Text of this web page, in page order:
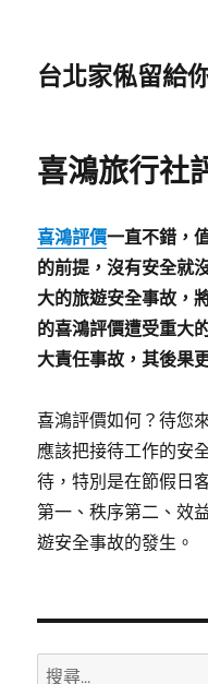
台北家俬留給
喜鴻旅行社
喜鴻評價一直不錯，
的前提，沒有安全就
大的旅遊安全事故，
的喜鴻評價遭受重大
大責任事故，其後果
喜鴻評價如何？待您
應該把接待工作的安
待，特別是在節假日
第一、秩序第二、效
遊安全事故的發生。
搜